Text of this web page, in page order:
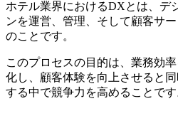
ホテル業界におけるDXとは、デ
ンを運営、管理、そして顧客サ
のことです。
このプロセスの目的は、業務効
化し、顧客体験を向上させると
する中で競争力を高めることです